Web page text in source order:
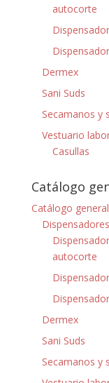
autocorte
Dermex
Sani Suds
Secamanos y
Vestuario
Casullas
Catálogo
Catálogo general
Dispensadores
autocorte
Dermex
Sani Suds
Secamanos y